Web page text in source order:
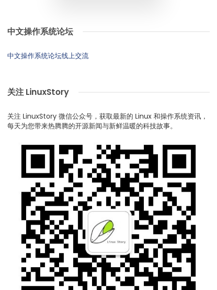
中文操作系统论坛
中文操作系统论坛线上交流
关注 LinuxStory
关注 LinuxStory 微信公众号，获取最新的 Linux 和操作系统资讯，
每天为您带来热腾腾的开源新闻与新鲜温暖的科技故事。